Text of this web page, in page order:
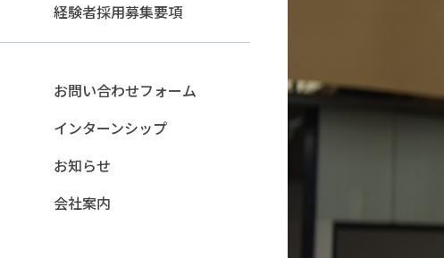
経験者採用募集要項
お問い合わせフォーム
インターンシップ
お知らせ
会社案内